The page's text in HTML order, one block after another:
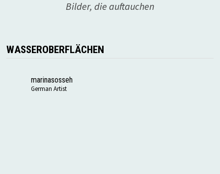
Bilder, die auftauchen
WASSEROBERFLÄCHEN
marinasosseh
German Artist